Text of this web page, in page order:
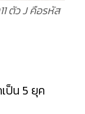
ตัว J คือรหัส
ป็น 5 ยุค